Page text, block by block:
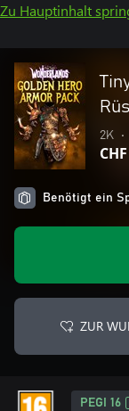
Zu Hauptinhalt
2K •
Benötigt ein
ZUR
PEGI 16